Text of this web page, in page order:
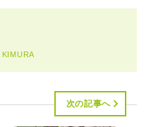
KIMURA
次の記事へ